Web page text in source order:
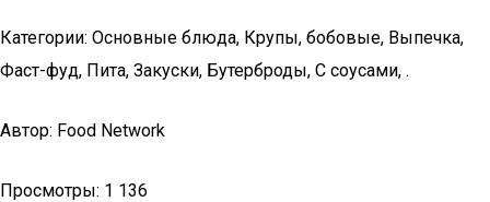
Категории: Основные блюда, Крупы, бобовые, Выпечка,
Фаст-фуд, Пита, Закуски, Бутерброды, С соусами, .
Автор: Food Network
Просмотры: 1 136